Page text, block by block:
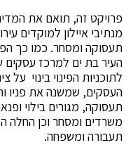
פרויקט זה, תואם את
מנתיבי איילון למוקדים
תעסוקה ומסחר. כמו כך
העיר בת ים למרכז עסקים
לתוכניות הפינוי בינוי על
העסקים, שמשנה את פניו
תעסוקה, מגורים בילוי
משרדים ומסחר וכן החלה
תעבורה ומשפחה.